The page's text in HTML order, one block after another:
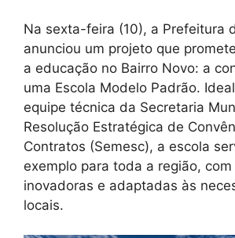
Na sexta-feira (10), a Prefeitura
anunciou um projeto que
a educação no Bairro Novo: a
uma Escola Modelo Padrão.
equipe técnica da Secretaria
Resolução Estratégica de
Contratos (Semesc), a escola
exemplo para toda a região,
inovadoras e adaptadas às
locais.